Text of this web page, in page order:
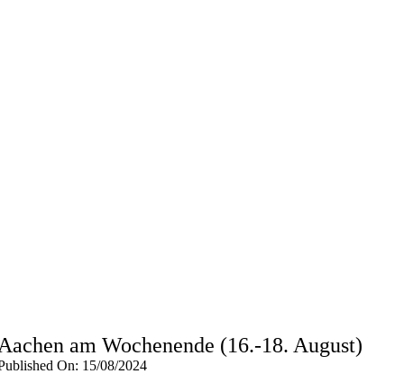
am Wochenende (16.-18. August)
On: 15/08/2024